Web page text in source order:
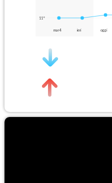
11°
mar 4 ieri oggi